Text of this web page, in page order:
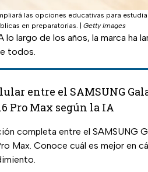
las opciones educativas para
en preparatorias.
Getty Images
lo largo de los años, la marca ha
todos.
entre el SAMSUNG
Pro Max según la IA
completa entre el SAMSUNG
Max. Conoce cuál es mejor en